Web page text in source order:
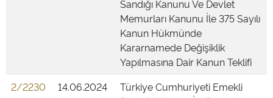
Sandığı Kanunu Ve Devlet
Memurları Kanunu İle 375 Sayılı
Kanun Hükmünde
Kararnamede Değişiklik
Yapılmasına Dair Kanun Teklifi
2/2230
14.06.2024
Türkiye Cumhuriyeti Emekli